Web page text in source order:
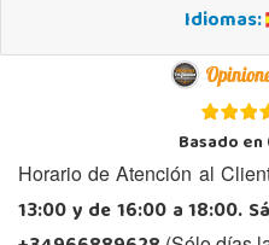
Idiomas:
Basado en
Horario de Atención al
13:00 y de 16:00 a 18:00.